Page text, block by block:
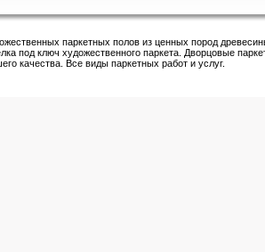
паркетных полов из ценных пород
под ключ художественного паркета. Дворцовые
качества. Все виды паркетных работ и услуг.